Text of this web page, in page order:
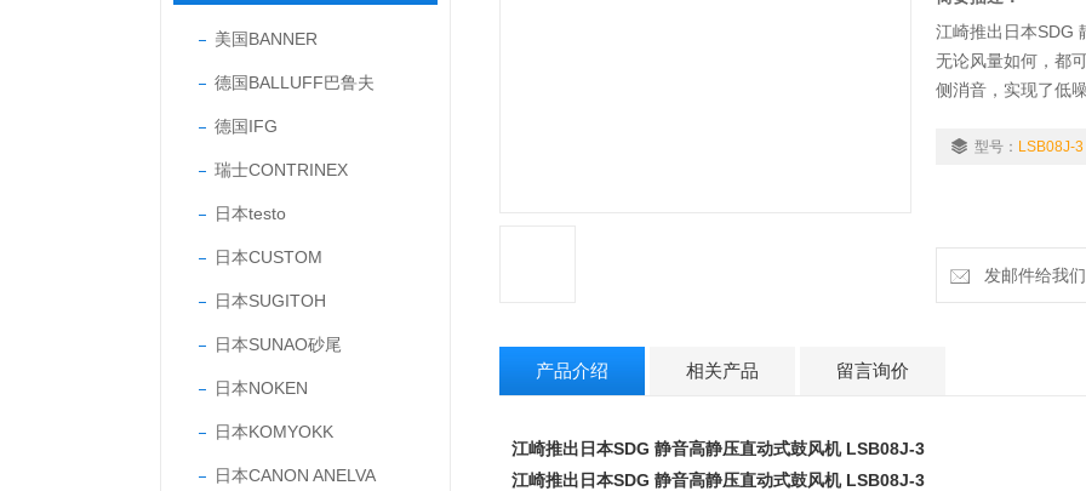
美国BANNER
德国BALLUFF巴鲁夫
德国IFG
瑞士CONTRINEX
日本testo
日本CUSTOM
日本SUGITOH
日本SUNAO砂尾
日本NOKEN
日本KOMYOKK
日本CANON ANELVA
江崎推出日本SDG
无论风量如何，都
侧消音，实现了低
型号： LSB08J-3
发邮件给我
产品介绍 相关产品 留言询价
江崎推出日本SDG 静音高静压直动式鼓风机LSB08J-3
江崎推出日本SDG 静音高静压直动式鼓风机LSB08J-3